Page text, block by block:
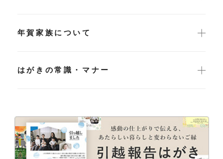
年賀家族について
はがきの常識・マナー